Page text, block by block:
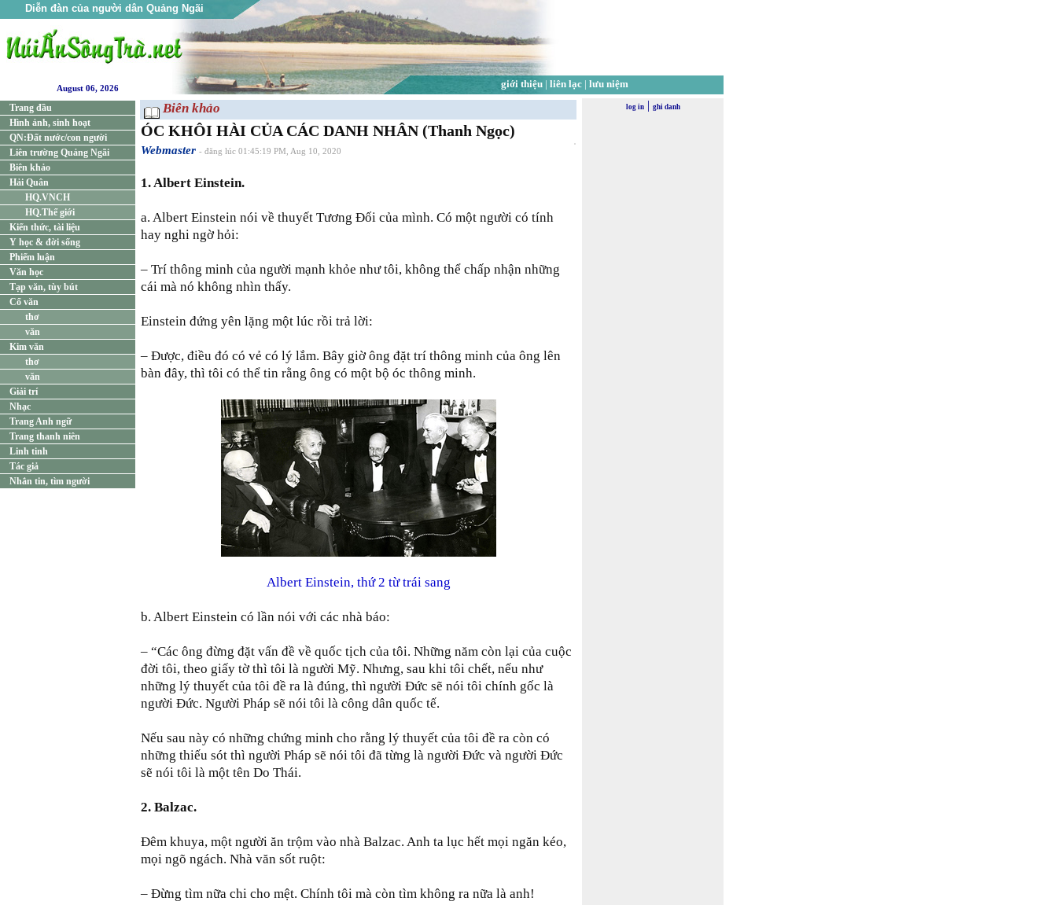
Diễn đàn của người dân Quảng Ngãi
giới thiệu| liên lạc| lưu niệm
August 06, 2026
Trang đầu
Hình ảnh, sinh hoạt
QN:Đất nước/con người
Liên trường Quảng Ngãi
Biên khảo
Hải Quân
HQ.VNCH
HQ.Thế giới
Kiến thức, tài liệu
Y học & đời sống
Phiếm luận
Văn học
Tạp văn, tùy bút
Cổ văn
thơ
văn
Kim văn
thơ
văn
Giải trí
Nhạc
Trang Anh ngữ
Trang thanh niên
Linh tinh
Tác giả
Nhắn tin, tìm người
Biên khảo
ÓC KHÔI HÀI CỦA CÁC DANH NHÂN (Thanh Ngọc)
Webmaster - đăng lúc 01:45:19 PM, Aug 10, 2020
1. Albert Einstein.
a. Albert Einstein nói về thuyết Tương Đối của mình. Có một người có tính
hay nghi ngờ hỏi:
– Trí thông minh của người mạnh khỏe như tôi, không thể chấp nhận những
cái mà nó không nhìn thấy.
Einstein đứng yên lặng một lúc rồi trả lời:
– Được, điều đó có vẻ có lý lắm. Bây giờ ông đặt trí thông minh của ông lên
bàn đây, thì tôi có thể tin rằng ông có một bộ óc thông minh.
Albert Einstein, thứ 2 từ trái sang
b. Albert Einstein có lần nói với các nhà báo:
– “Các ông đừng đặt vấn đề về quốc tịch của tôi. Những năm còn lại của cuộc
đời tôi, theo giấy tờ thì tôi là người Mỹ. Nhưng, sau khi tôi chết, nếu như
những lý thuyết của tôi đề ra là đúng, thì người Đức sẽ nói tôi chính gốc là
người Đức. Người Pháp sẽ nói tôi là công dân quốc tế.
Nếu sau này có những chứng minh cho rằng lý thuyết của tôi đề ra còn có
những thiếu sót thì người Pháp sẽ nói tôi đã từng là người Đức và người Đức
sẽ nói tôi là một tên Do Thái.
2. Balzac.
Ðêm khuya, một người ăn trộm vào nhà Balzac. Anh ta lục hết mọi ngăn kéo,
mọi ngõ ngách. Nhà văn sốt ruột:
– Ðừng tìm nữa chi cho mệt. Chính tôi mà còn tìm không ra nữa là anh!
log in| ghi danh